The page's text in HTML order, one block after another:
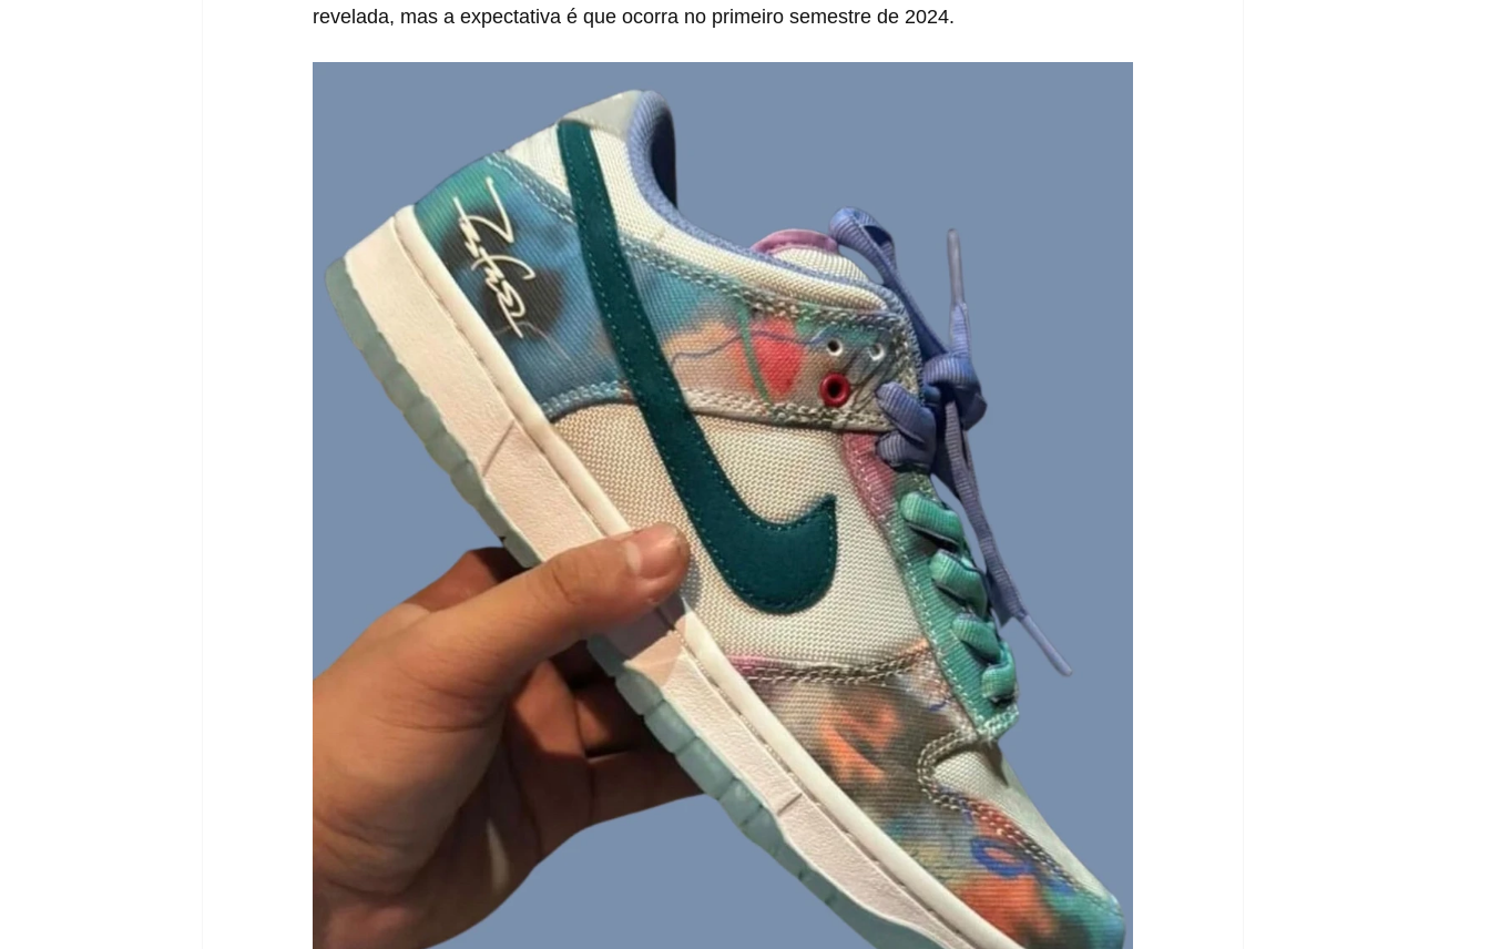
revelada, mas a expectativa é que ocorra no primeiro semestre de 2024.